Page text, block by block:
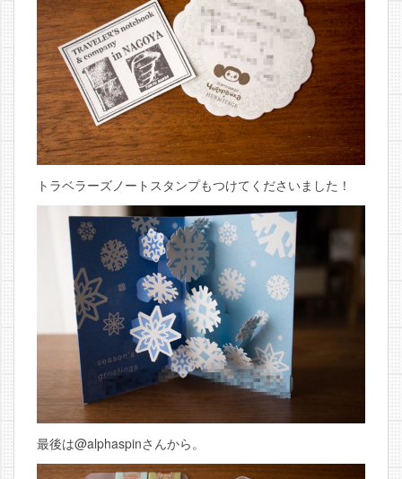
トラベラーズノートスタンプもつけてくださいました！
最後は@alphaspinさんから。